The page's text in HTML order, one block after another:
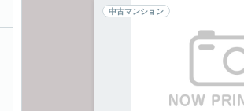
中古マンション